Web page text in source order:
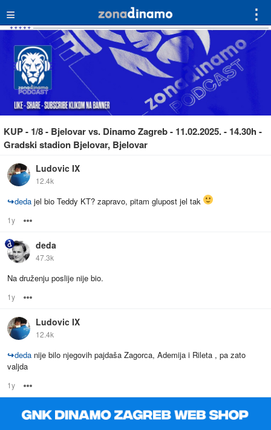
≡ ⋮
KUP - 1/8 - Bjelovar vs. Dinamo Zagreb - 11.02.2025. - 14.30h -
Gradski stadion Bjelovar, Bjelovar
Ludovic IX
12.4k
↪deda jel bio Teddy KT? zapravo, pitam glupost jel tak
1y
deda
47.3k
Na druženju poslije nije bio.
1y
Ludovic IX
12.4k
↪deda nije bilo njegovih pajdaša Zagorca, Ademija i Rileta , pa zato
valjda
1y